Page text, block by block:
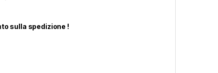
sulla spedizione !